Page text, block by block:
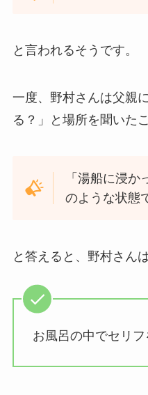
と言われるそうです。
一度、野村さんは父親
る？」と場所を聞いた
「湯船に浸
のような状態
と答えると、野村さん
お風呂の中でセリ